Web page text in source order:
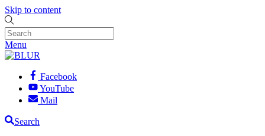
Skip to content
Menu
Facebook
YouTube
Mail
Search